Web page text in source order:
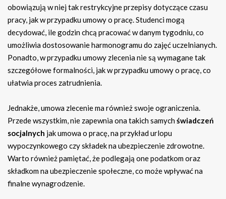
obowiązują w niej tak restrykcyjne przepisy dotyczące czasu
pracy, jak w przypadku umowy o pracę. Studenci mogą
decydować, ile godzin chcą pracować w danym tygodniu, co
umożliwia dostosowanie harmonogramu do zajęć uczelnianych.
Ponadto, w przypadku umowy zlecenia nie są wymagane tak
szczegółowe formalności, jak w przypadku umowy o pracę, co
ułatwia proces zatrudnienia.
Jednakże, umowa zlecenie ma również swoje ograniczenia.
Przede wszystkim, nie zapewnia ona takich samychświadczeń
socjalnych jak umowa o pracę, na przykład urlopu
wypoczynkowego czy składek na ubezpieczenie zdrowotne.
Warto również pamiętać, że podlegają one podatkom oraz
składkom na ubezpieczenie społeczne, co może wpływać na
finalne wynagrodzenie.